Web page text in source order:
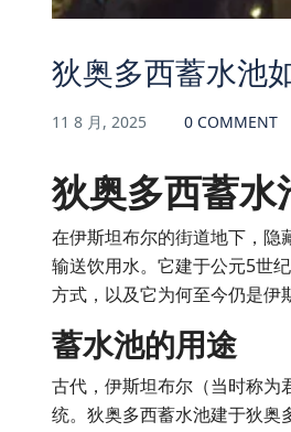
狄奥多西蓄水池
11 8 月, 2025 0 COMMENT
狄奥多西蓄
在伊斯坦布尔的街道地下，隐
输送饮用水。它建于公元5世
方式，以及它为何至今仍是伊
蓄水池的用途
古代，伊斯坦布尔（当时称为
统。狄奥多西蓄水池建于狄奥